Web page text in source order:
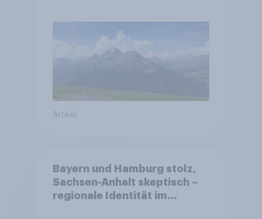
Altersvorsorge
Artikel
Bayern und Hamburg stolz,
Sachsen-Anhalt skeptisch –
regionale Identität im